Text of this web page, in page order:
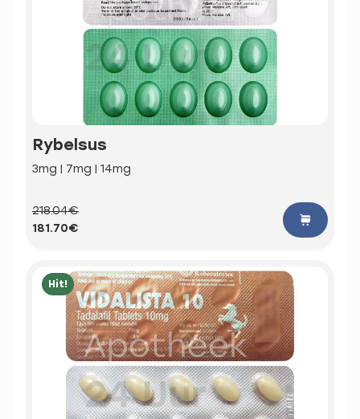
Rybelsus
3mg | 7mg | 14mg
218.04€
181.70€
Hit!